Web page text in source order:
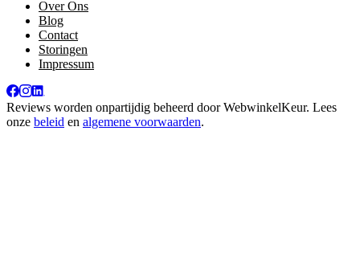
Over Ons
Blog
Contact
Storingen
Impressum
Reviews worden onpartijdig beheerd doorWebwinkelKeur. Lees
onze beleid en algemene voorwaarden.